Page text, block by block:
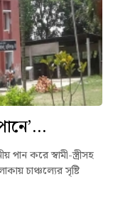
করে স্বামী-স্ত্রীসহ
চাঞ্চল্যের সৃষ্টি